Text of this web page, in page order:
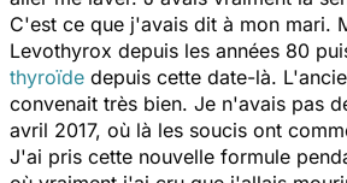
C'est ce que j'avais dit à mon mari.
Levothyrox depuis les années 80
thyroïde depuis cette date-là.
convenait très bien. Je n'avais pas
avril 2017, où là les soucis ont
J'ai pris cette nouvelle formule